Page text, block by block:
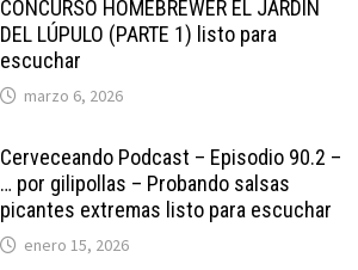
CONCURSO HOMEBREWER EL JARDÍN
DEL LÚPULO (PARTE 1) listo para
escuchar
marzo 6, 2026
Cerveceando Podcast – Episodio 90.2 –
… por gilipollas – Probando salsas
picantes extremas listo para escuchar
enero 15, 2026